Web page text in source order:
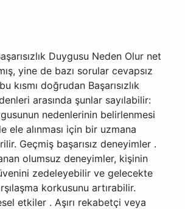
Duygusu Neden Olur net
yine de bazı sorular cevapsız
kısmı doğrudan Başarısızlık
arasında şunlar sayılabilir:
nedenlerinin belirlenmesi
ele alınması için bir uzmana
Geçmiş başarısız deneyimler .
olumsuz deneyimler, kişinin
zedeleyebilir ve gelecekte
korkusunu artırabilir.
etkiler . Aşırı rekabetçi veya